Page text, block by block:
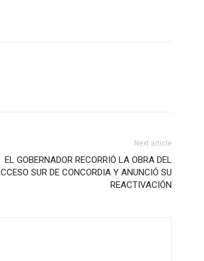
Next article
EL GOBERNADOR RECORRIÓ LA OBRA DEL
SUR DE CONCORDIA Y ANUNCIÓ SU
REACTIVACIÓN